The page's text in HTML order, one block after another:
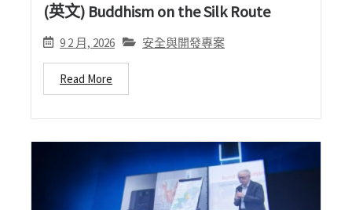
(英文) Buddhism on the Silk Route
9 2 月, 2026 安全與開發專案
Read More